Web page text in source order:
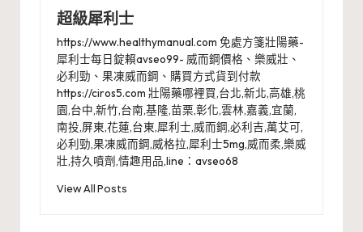
超級犀利士
https://www.healthymanual.com 免處方箋壯陽藥-
犀利士每日錠賴avseo99- 威而鋼價格、樂威壯、
必利勁、果凍威而鋼、購買方式貨到付款
https://ciros5.com 壯陽藥哪裡買,台北,新北,高雄,桃
園,台中,新竹,台南,基隆,苗栗,彰化,雲林,嘉義,宜蘭,
南投,屏東,花蓮,台東,犀利士,威而鋼,必利吉,萬艾可,
必利勁,果凍威而鋼,威格拉,犀利士5mg,威而柔,樂威
壯,持久噴劑,情趣用品,line：avseo68
View All Posts